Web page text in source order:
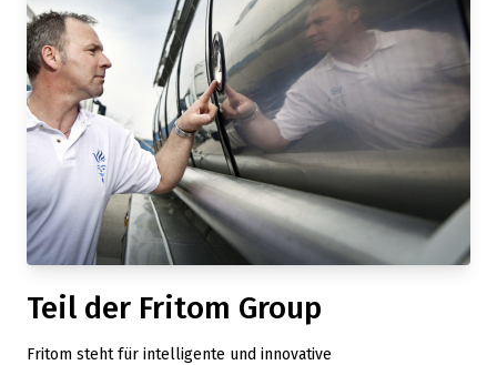
Teil der Fritom Group
Fritom steht für intelligente und innovative